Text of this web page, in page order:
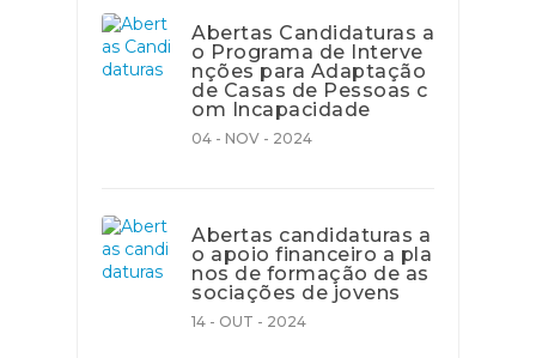
Abertas Candidaturas a
o Programa de Interve
nções para Adaptação
de Casas de Pessoas c
om Incapacidade
04 - NOV - 2024
Abertas candidaturas a
o apoio financeiro a pla
nos de formação de as
sociações de jovens
14 - OUT - 2024